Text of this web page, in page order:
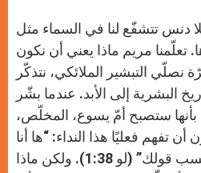
دنس تتشفّع لنا في السماء مثل
تعلّمنا مريم ماذا يعني أن نكون
التبشير الملائكي، نتذكّر
البشرية إلى الأبد. عندما بشّر
بأنها ستصبح أمّ يسوع، المخلّص،
تفهم فعليًا هذا النداء: “ها أنا
أمة الربّ؛ فليكن لي بحسب قولك” (لو 1:38). ولكن ماذا